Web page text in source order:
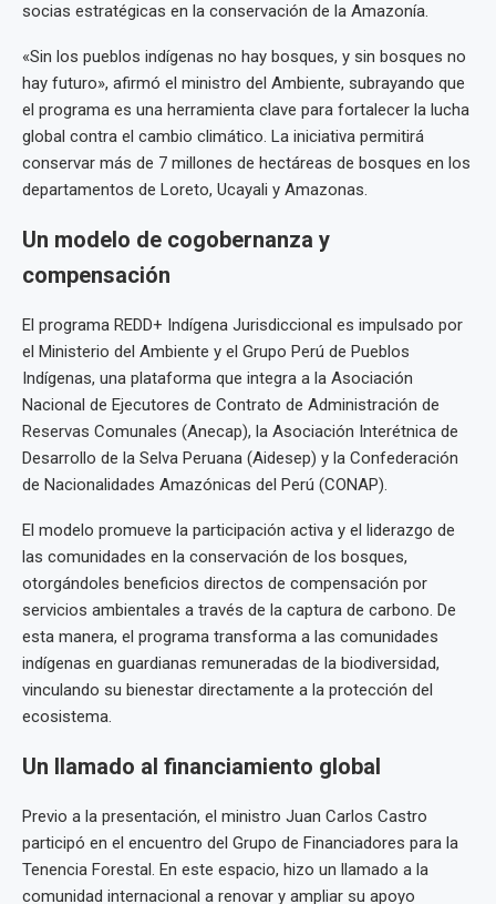
socias estratégicas en la conservación de la Amazonía.
«Sin los pueblos indígenas no hay bosques, y sin bosques no
hay futuro», afirmó el ministro del Ambiente, subrayando que
el programa es una herramienta clave para fortalecer la lucha
global contra el cambio climático. La iniciativa permitirá
conservar más de 7 millones de hectáreas de bosques en los
departamentos de Loreto, Ucayali y Amazonas.
Un modelo de cogobernanza y
compensación
El programa REDD+ Indígena Jurisdiccional es impulsado por
el Ministerio del Ambiente y el Grupo Perú de Pueblos
Indígenas, una plataforma que integra a la Asociación
Nacional de Ejecutores de Contrato de Administración de
Reservas Comunales (Anecap), la Asociación Interétnica de
Desarrollo de la Selva Peruana (Aidesep) y la Confederación
de Nacionalidades Amazónicas del Perú (CONAP).
El modelo promueve la participación activa y el liderazgo de
las comunidades en la conservación de los bosques,
otorgándoles beneficios directos de compensación por
servicios ambientales a través de la captura de carbono. De
esta manera, el programa transforma a las comunidades
indígenas en guardianas remuneradas de la biodiversidad,
vinculando su bienestar directamente a la protección del
ecosistema.
Un llamado al financiamiento global
Previo a la presentación, el ministro Juan Carlos Castro
participó en el encuentro del Grupo de Financiadores para la
Tenencia Forestal. En este espacio, hizo un llamado a la
comunidad internacional a renovar y ampliar su apoyo